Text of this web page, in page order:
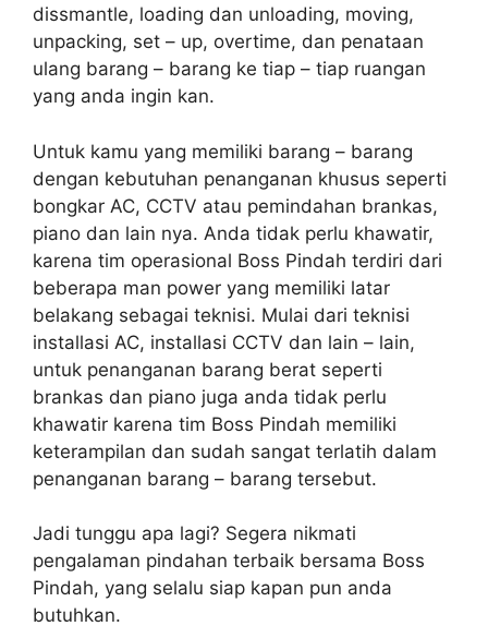
dissmantle, loading dan unloading, moving,
unpacking, set – up, overtime, dan penataan
ulang barang – barang ke tiap – tiap ruangan
yang anda ingin kan.
Untuk kamu yang memiliki barang – barang
dengan kebutuhan penanganan khusus seperti
bongkar AC, CCTV atau pemindahan brankas,
piano dan lain nya. Anda tidak perlu khawatir,
karena tim operasional Boss Pindah terdiri dari
beberapa man power yang memiliki latar
belakang sebagai teknisi. Mulai dari teknisi
installasi AC, installasi CCTV dan lain – lain,
untuk penanganan barang berat seperti
brankas dan piano juga anda tidak perlu
khawatir karena tim Boss Pindah memiliki
keterampilan dan sudah sangat terlatih dalam
penanganan barang – barang tersebut.
Jadi tunggu apa lagi? Segera nikmati
pengalaman pindahan terbaik bersama Boss
Pindah, yang selalu siap kapan pun anda
butuhkan.